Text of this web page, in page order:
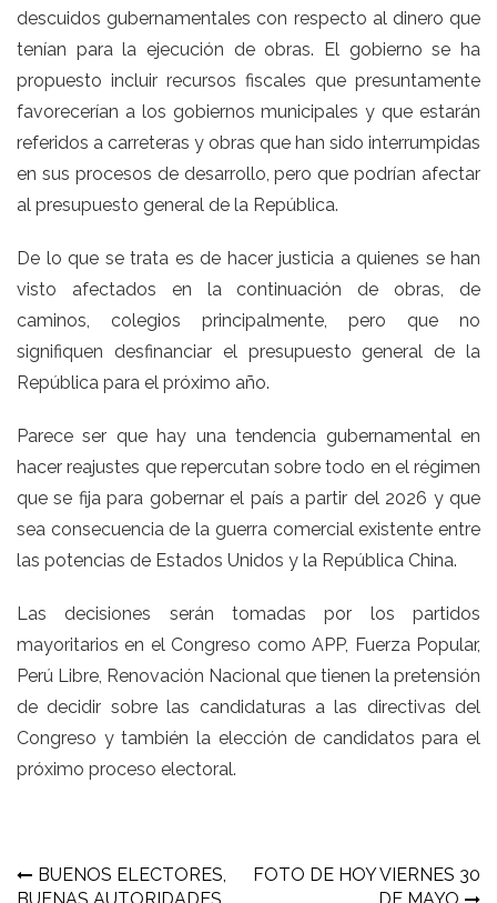
descuidos gubernamentales con respecto al dinero que
tenían para la ejecución de obras. El gobierno se ha
propuesto incluir recursos fiscales que presuntamente
favorecerían a los gobiernos municipales y que estarán
referidos a carreteras y obras que han sido interrumpidas
en sus procesos de desarrollo, pero que podrían afectar
al presupuesto general de la República.
De lo que se trata es de hacer justicia a quienes se han
visto afectados en la continuación de obras, de
caminos, colegios principalmente, pero que no
signifiquen desfinanciar el presupuesto general de la
República para el próximo año.
Parece ser que hay una tendencia gubernamental en
hacer reajustes que repercutan sobre todo en el régimen
que se fija para gobernar el país a partir del 2026 y que
sea consecuencia de la guerra comercial existente entre
las potencias de Estados Unidos y la República China.
Las decisiones serán tomadas por los partidos
mayoritarios en el Congreso como APP, Fuerza Popular,
Perú Libre, Renovación Nacional que tienen la pretensión
de decidir sobre las candidaturas a las directivas del
Congreso y también la elección de candidatos para el
próximo proceso electoral.
Navegación
BUENOS ELECTORES,
FOTO DE HOY VIERNES 30